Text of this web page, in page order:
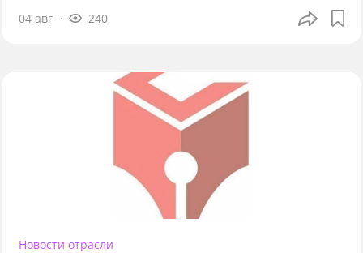
04 авг 240
Новости отрасли